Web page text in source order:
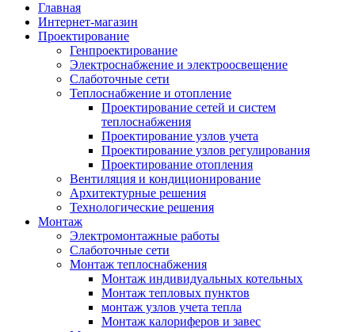
Главная
Интернет-магазин
Проектирование
Генпроектирование
Электроснабжение и электроосвещение
Слаботочные сети
Теплоснабжение и отопление
Проектирование сетей и систем
теплоснабжения
Проектирование узлов учета
Проектирование узлов регулирования
Проектирование отопления
Вентиляция и кондиционирование
Архитектурные решения
Технологические решения
Монтаж
Электромонтажные работы
Слаботочные сети
Монтаж теплоснабжения
Монтаж индивидуальных котельных
Монтаж тепловых пунктов
монтаж узлов учета тепла
Монтаж калориферов и завес